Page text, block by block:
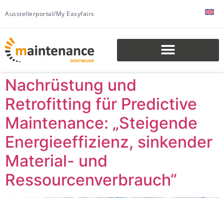
Ausstellerportal/My Easyfairs
Nachrüstung und
Retrofitting für Predictive
Maintenance: „Steigende
Energieeffizienz, sinkender
Material- und
Ressourcenverbrauch“